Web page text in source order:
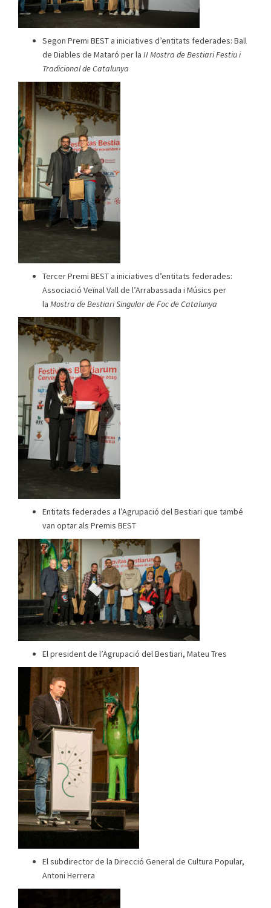
Segon Premi BEST a iniciatives d’entitats federades: Ball
de Diables de Mataró per la II Mostra de Bestiari Festiu i
Tradicional de Catalunya
Tercer Premi BEST a iniciatives d’entitats federades:
Associació Veïnal Vall de l’Arrabassada i Músics per
la Mostra de Bestiari Singular de Foc de Catalunya
Entitats federades a l’Agrupació del Bestiari que també
van optar als Premis BEST
El president de l’Agrupació del Bestiari, Mateu Tres
El subdirector de la Direcció General de Cultura Popular,
Antoni Herrera